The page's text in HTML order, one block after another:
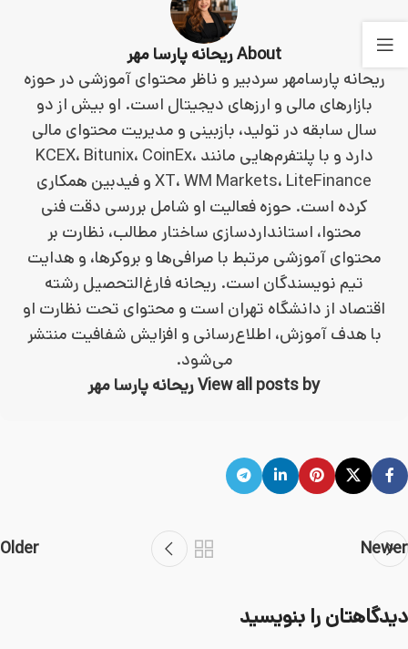
About ریحانه پارسا مهر
ریحانه پارسامهر سردبیر و ناظر محتوای آموزشی در حوزه
بازارهای مالی و ارزهای دیجیتال است. او بیش از دو
سال سابقه در تولید، بازبینی و مدیریت محتوای مالی
دارد و با پلتفرم‌هایی مانند KCEX، Bitunix، CoinEx،
XT، WM Markets، LiteFinance و فیدبین همکاری
کرده است. حوزه فعالیت او شامل بررسی دقت فنی
محتوا، استانداردسازی ساختار مطالب، نظارت بر
محتوای آموزشی مرتبط با صرافی‌ها و بروکرها، و هدایت
تیم نویسندگان است. ریحانه فارغ‌التحصیل رشته
اقتصاد از دانشگاه تهران است و محتوای تحت نظارت او
با هدف آموزش، اطلاع‌رسانی و افزایش شفافیت منتشر
می‌شود.
View all posts by ریحانه پارسا مهر
Newer
Older
دیدگاهتان را بنویسید